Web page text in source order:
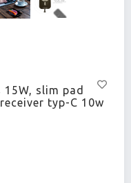
slim pad
typ-C 10w